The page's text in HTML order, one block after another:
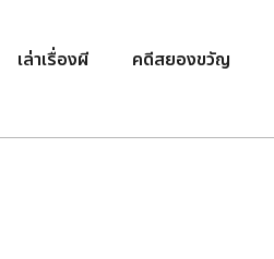
เล่าเรื่องผี คดีสยองขวัญ